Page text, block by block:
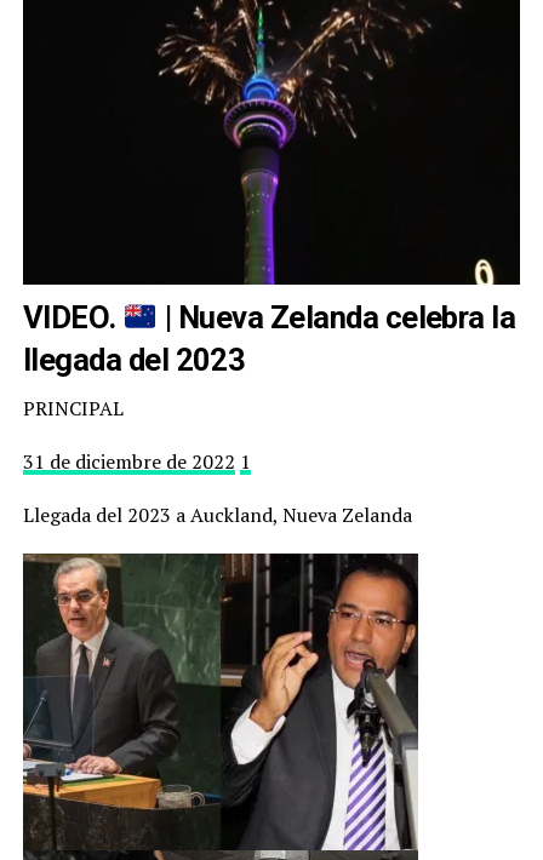
VIDEO.
| Nueva Zelanda celebra la
llegada del 2023
PRINCIPAL
31 de diciembre de 2022 1
Llegada del 2023 a Auckland, Nueva Zelanda